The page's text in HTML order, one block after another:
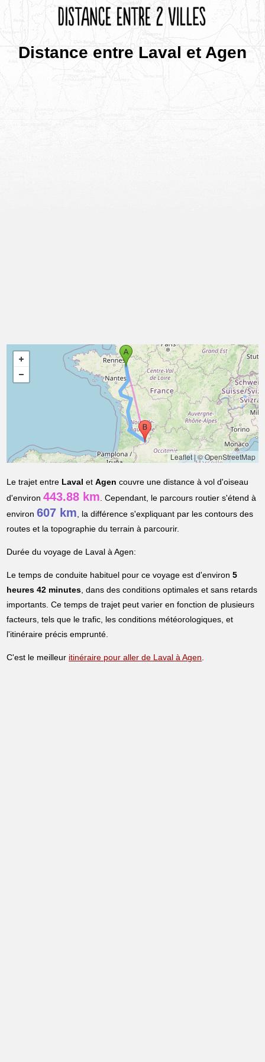
Distance entre Laval et Agen
Leaflet|© OpenStreetMap
Le trajet entre Laval etAgen couvre une distance à vol d'oiseau
d'environ443.88 km. Cependant, le parcours routier s'étend à
environ607 km, la différence s'expliquant par les contours des
routes et la topographie du terrain à parcourir.
Durée du voyage de Laval à Agen:
Le temps de conduite habituel pour ce voyage est d'environ5
heures 42 minutes, dans des conditions optimales et sans retards
importants. Ce temps de trajet peut varier en fonction de plusieurs
facteurs, tels que le trafic, les conditions météorologiques, et
l'itinéraire précis emprunté.
C'est le meilleur itinéraire pour aller de Laval à Agen.